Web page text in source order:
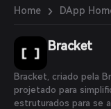
ภาษาไทย
العربية
हिन्दी
Español
Português (Brasil)
Español (Argentina)
Home › DApp
Bracket
Bracket, criado pela
projetado para
estruturados para se